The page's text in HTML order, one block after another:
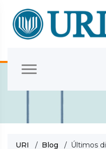
URI / Blog / Últimos dias para